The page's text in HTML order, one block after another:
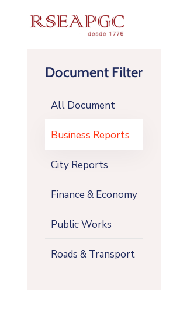
Document Filter
All Document
Business Reports
City Reports
Finance & Economy
Public Works
Roads & Transport